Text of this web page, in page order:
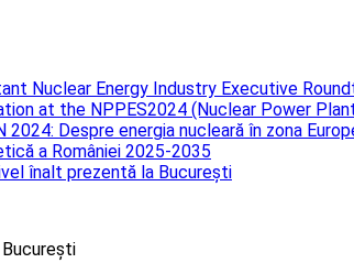
Nuclear Energy Industry Executive
at the NPPES2024 (Nuclear Power
2024: Despre energia nucleară în zona
a României 2025-2035
înalt prezentă la București